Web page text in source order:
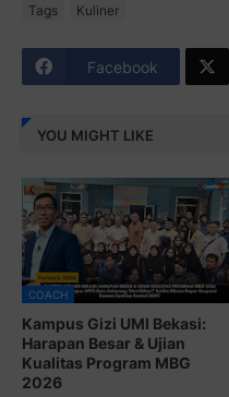
Tags Kuliner
Facebook
YOU MIGHT LIKE
COACH
Kampus Gizi UMI Bekasi:
Harapan Besar & Ujian
Kualitas Program MBG
2026